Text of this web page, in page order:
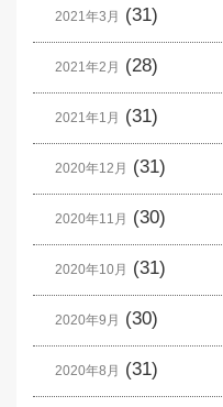
2021年3月 (31)
2021年2月 (28)
2021年1月 (31)
2020年12月 (31)
2020年11月 (30)
2020年10月 (31)
2020年9月 (30)
2020年8月 (31)